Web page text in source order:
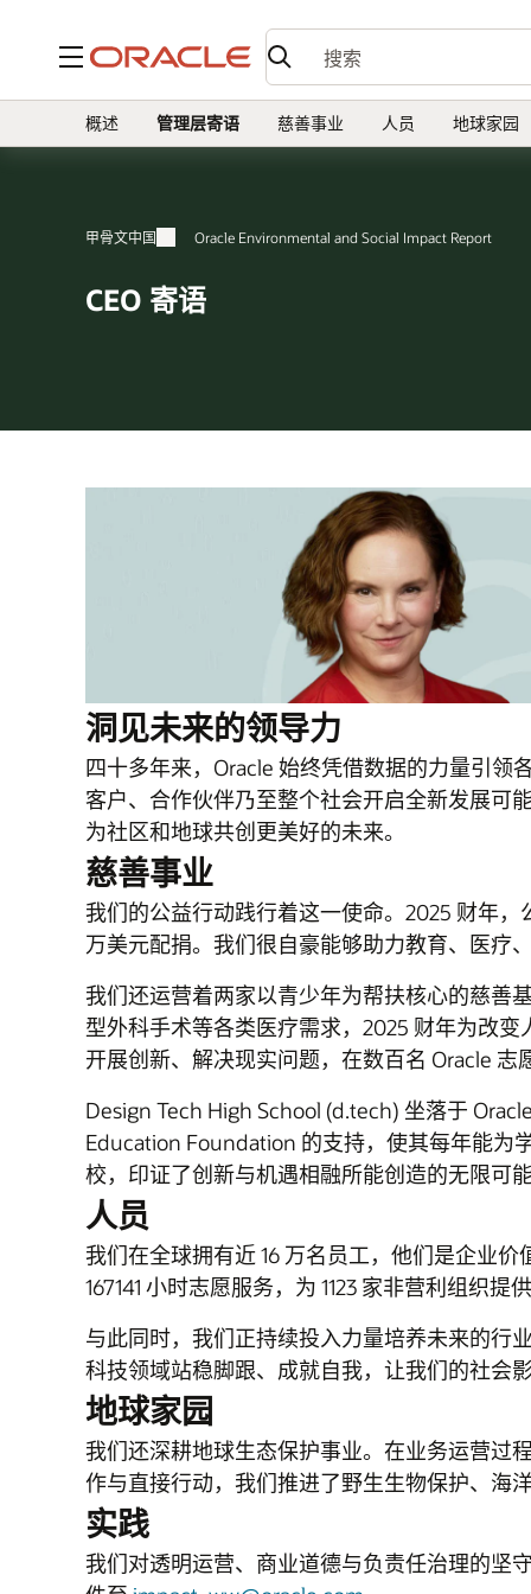
菜单
概述 管理层寄语 慈善事业 人员 地球家园
甲骨文中国 Oracle Environmental and Social Impact Report
CEO 寄语
洞见未来的领导力
四十多年来，Oracle 始终凭借数据的力量引领
客户、合作伙伴乃至整个社会开启全新发展可
为社区和地球共创更美好的未来。
慈善事业
我们的公益行动践行着这一使命。2025 财年
万美元配捐。我们很自豪能够助力教育、医疗
我们还运营着两家以青少年为帮扶核心的慈善
型外科手术等各类医疗需求，2025 财年为改
开展创新、解决现实问题，在数百名 Oracle
Design Tech High School (d.tech) 坐落于
Education Foundation 的支持，使其每年能为
校，印证了创新与机遇相融所能创造的无限可
人员
我们在全球拥有近 16 万名员工，他们是企业
167141 小时志愿服务，为 1123 家非营利组织
与此同时，我们正持续投入力量培养未来的行
科技领域站稳脚跟、成就自我，让我们的社会
地球家园
我们还深耕地球生态保护事业。在业务运营过
作与直接行动，我们推进了野生生物保护、海
实践
我们对透明运营、商业道德与负责任治理的坚